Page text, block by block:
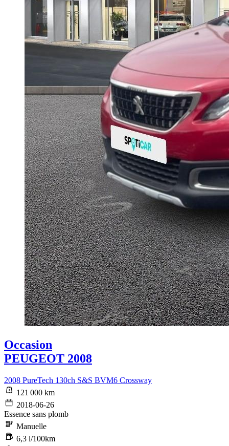
Occasion
PEUGEOT 2008
2008 PureTech 130ch S&S BVM6 Crossway
121 000 km
2018-06-26
Essence sans plomb
Manuelle
6,3 l/100km